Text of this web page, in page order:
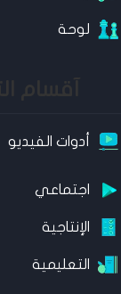
لوحة
أدوات الفيديو
اجتماعي
الإنتاجية
التعليمية